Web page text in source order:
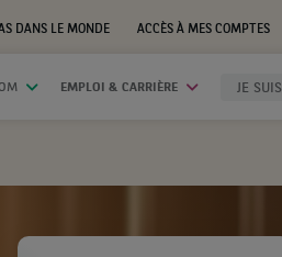
DANS LE MONDE
ACCÈS À MES COMPTES
DANS
UN
EMPLOI & CARRIÈRE JE SUIS
(Ce